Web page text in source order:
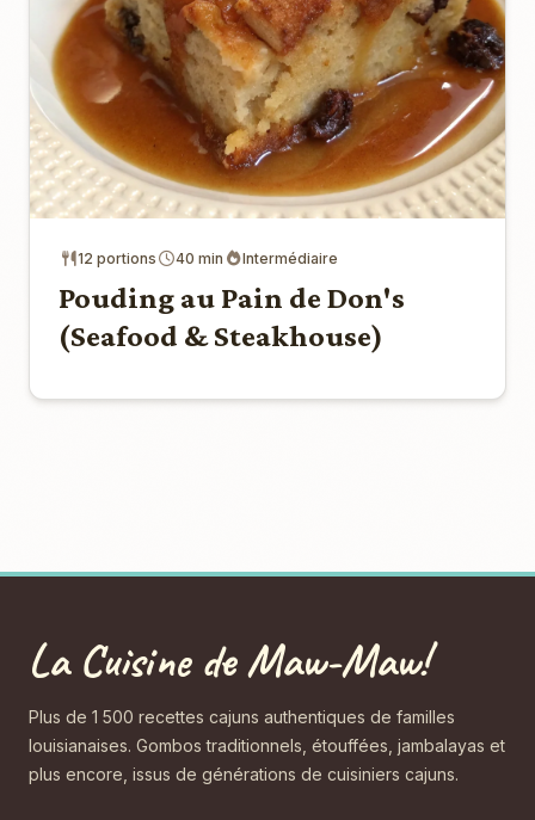
12 portions 40 min Intermédiaire
Pouding au Pain de Don's
(Seafood & Steakhouse)
La Cuisine de Maw-Maw!
Plus de 1 500 recettes cajuns authentiques de familles
louisianaises. Gombos traditionnels, étouffées, jambalayas et
plus encore, issus de générations de cuisiniers cajuns.